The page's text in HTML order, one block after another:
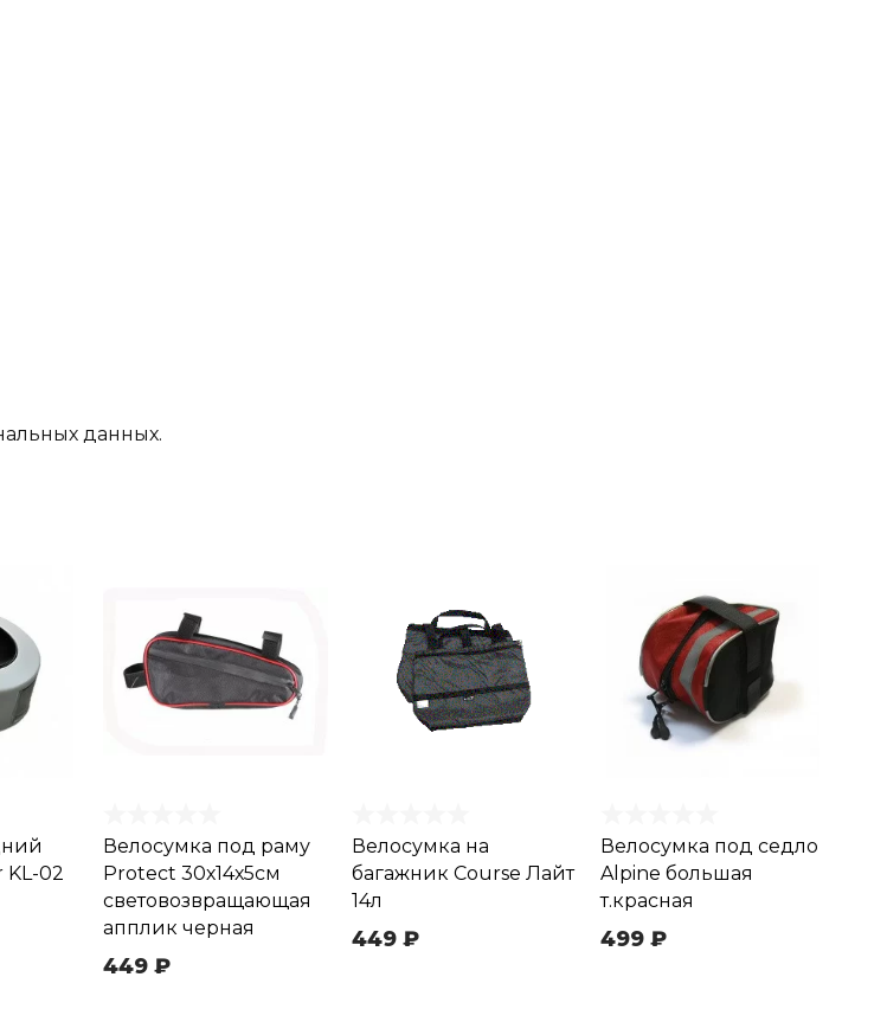
данных.
KL-02
Велосумка под раму
Protect 30х14х5см
световозвращающая
апплик черная
449 ₽
Велосумка на
багажник Course Лайт
14л
449 ₽
Велосумка под седло
Alpine большая
т.красная
499 ₽